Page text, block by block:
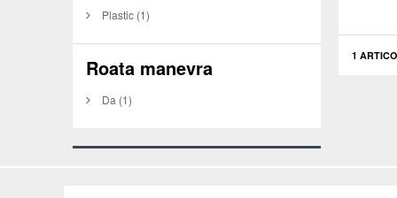
1
Plastic (1)
Roata manevra
Da (1)